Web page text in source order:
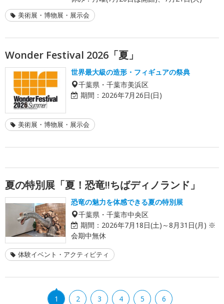
美術展・博物展・展示会
Wonder Festival 2026「夏」
世界最大級の造形・フィギュアの祭典
千葉県・千葉市美浜区
期間： 2026年7月26日(日)
美術展・博物展・展示会
夏の特別展「夏！恐竜!!ちばディノランド」
恐竜の魅力を体感できる夏の特別展
千葉県・千葉市中央区
期間： 2026年7月18日(土)～8月31日(月) ※
会期中無休
体験イベント・アクティビティ
1 2 3 4 5 6